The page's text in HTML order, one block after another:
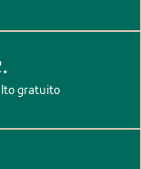
gratuito